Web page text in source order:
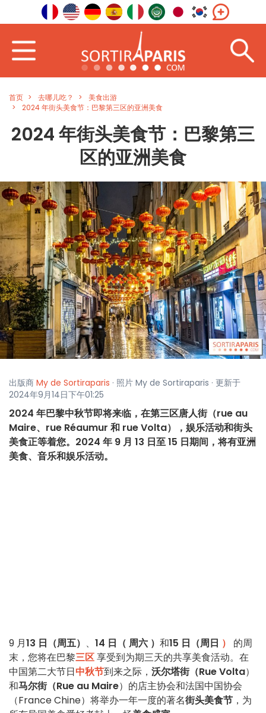
首页 去哪儿吃？
美食出游
2024 年街头美食节：巴黎第三区的亚洲美食
2024 年街头美食节：巴黎第三
区的亚洲美食
出版商 My de Sortiraparis · 照片 My de Sortiraparis · 更新于
2024年9月14日下午01:25
2024 年巴黎中秋节即将来临，在第三区唐人街（rue au
Maire、rue Réaumur 和 rue Volta），娱乐活动和街头
美食正等着您。2024 年 9 月 13 日至 15 日期间，将有亚洲
美食、音乐和娱乐活动。
9 月13 日（周五） 、 14 日（ 周六 ） 和15 日（周日 ）
的周
末，您将在巴黎三区享受到为期三天的共享美食活动。在
中国第二大节日中秋节到来之际， 沃尔塔街（Rue Volta）
和马尔街（Rue au Maire）的店主协会和法国中国协会
（France Chine）将举办一年一度的著名街头美食节 ，为